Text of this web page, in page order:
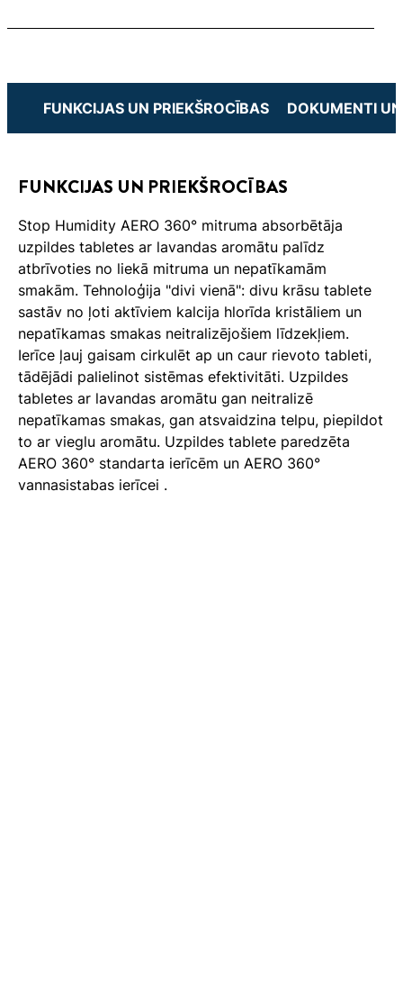
FUNKCIJAS UN PRIEKŠROCĪBAS DOKUMENTI
FUNKCIJAS UN PRIEKŠROCĪBAS
Stop Humidity AERO 360° mitruma absorbētāja
uzpildes tabletes ar lavandas aromātu palīdz
atbrīvoties no liekā mitruma un nepatīkamām
smakām. Tehnoloģija "divi vienā": divu krāsu tablete
sastāv no ļoti aktīviem kalcija hlorīda kristāliem un
nepatīkamas smakas neitralizējošiem līdzekļiem.
Ierīce ļauj gaisam cirkulēt ap un caur rievoto tableti,
tādējādi palielinot sistēmas efektivitāti. Uzpildes
tabletes ar lavandas aromātu gan neitralizē
nepatīkamas smakas, gan atsvaidzina telpu, piepildot
to ar vieglu aromātu. Uzpildes tablete paredzēta
AERO 360° standarta ierīcēm un AERO 360°
vannasistabas ierīcei .